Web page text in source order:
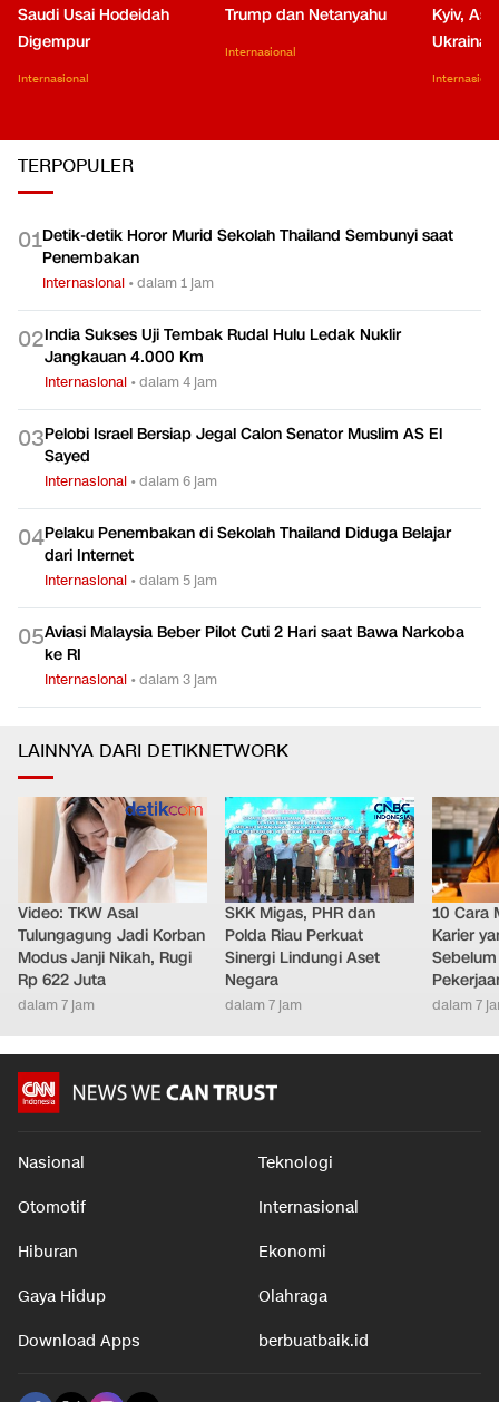
Saudi Usai Hodeidah
Digempur
Internasional
Trump dan Netanyahu
Internasional
Kyiv,
Ukraina
TERPOPULER
01Detik-detik Horor Murid Sekolah Thailand Sembunyi saat
Penembakan
Internasional •dalam 1 jam
02India Sukses Uji Tembak Rudal Hulu Ledak Nuklir
Jangkauan 4.000 Km
Internasional •dalam 4 jam
03Pelobi Israel Bersiap Jegal Calon Senator Muslim AS El
Sayed
Internasional •dalam 6 jam
04Pelaku Penembakan di Sekolah Thailand Diduga Belajar
dari Internet
Internasional •dalam 5 jam
05Aviasi Malaysia Beber Pilot Cuti 2 Hari saat Bawa Narkoba
ke RI
Internasional •dalam 3 jam
LAINNYA DARI DETIKNETWORK
Video: TKW Asal
Tulungagung Jadi Korban
Modus Janji Nikah, Rugi
Rp 622 Juta
dalam 7 jam
SKK Migas, PHR dan
Polda Riau Perkuat
Sinergi Lindungi Aset
Negara
dalam 7 jam
10 Cara
Karier
dalam 7
Nasional Teknologi
Otomotif Internasional
Hiburan Ekonomi
Gaya Hidup Olahraga
Download Apps berbuatbaik.id